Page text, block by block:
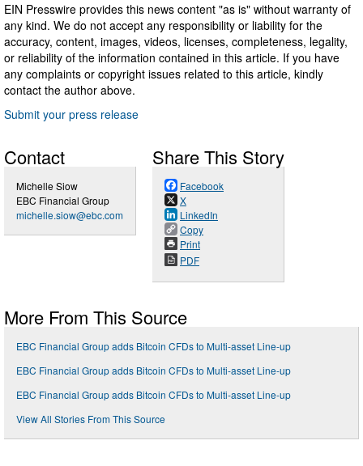
EIN Presswire provides this news content "as is" without warranty of
any kind. We do not accept any responsibility or liability for the
accuracy, content, images, videos, licenses, completeness, legality,
or reliability of the information contained in this article. If you have
any complaints or copyright issues related to this article, kindly
contact the author above.
Submit your press release
Contact
Michelle Siow
EBC Financial Group
michelle.siow@ebc.com
Share This Story
Facebook
X
LinkedIn
Copy
Print
PDF
More From This Source
EBC Financial Group adds Bitcoin CFDs to Multi-asset Line-up
EBC Financial Group adds Bitcoin CFDs to Multi-asset Line-up
EBC Financial Group adds Bitcoin CFDs to Multi-asset Line-up
View All Stories From This Source